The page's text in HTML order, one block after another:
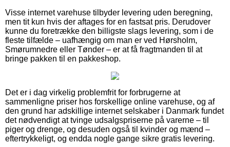
Visse internet varehuse tilbyder levering uden beregning,
men tit kun hvis der aftages for en fastsat pris. Derudover
kunne du foretrække den billigste slags levering, som i de
fleste tilfælde – uafhængig om man er ved Hørsholm,
Smørumnedre eller Tønder – er at få fragtmanden til at
bringe pakken til en pakkeshop.
Det er i dag virkelig problemfrit for forbrugerne at
sammenligne priser hos forskellige online varehuse, og af
den grund har adskillige internet selskaber i Danmark fundet
det nødvendigt at tvinge udsalgspriserne på varerne – til
piger og drenge, og desuden også til kvinder og mænd –
eftertrykkeligt, og endda nogle gange sikre gratis levering.